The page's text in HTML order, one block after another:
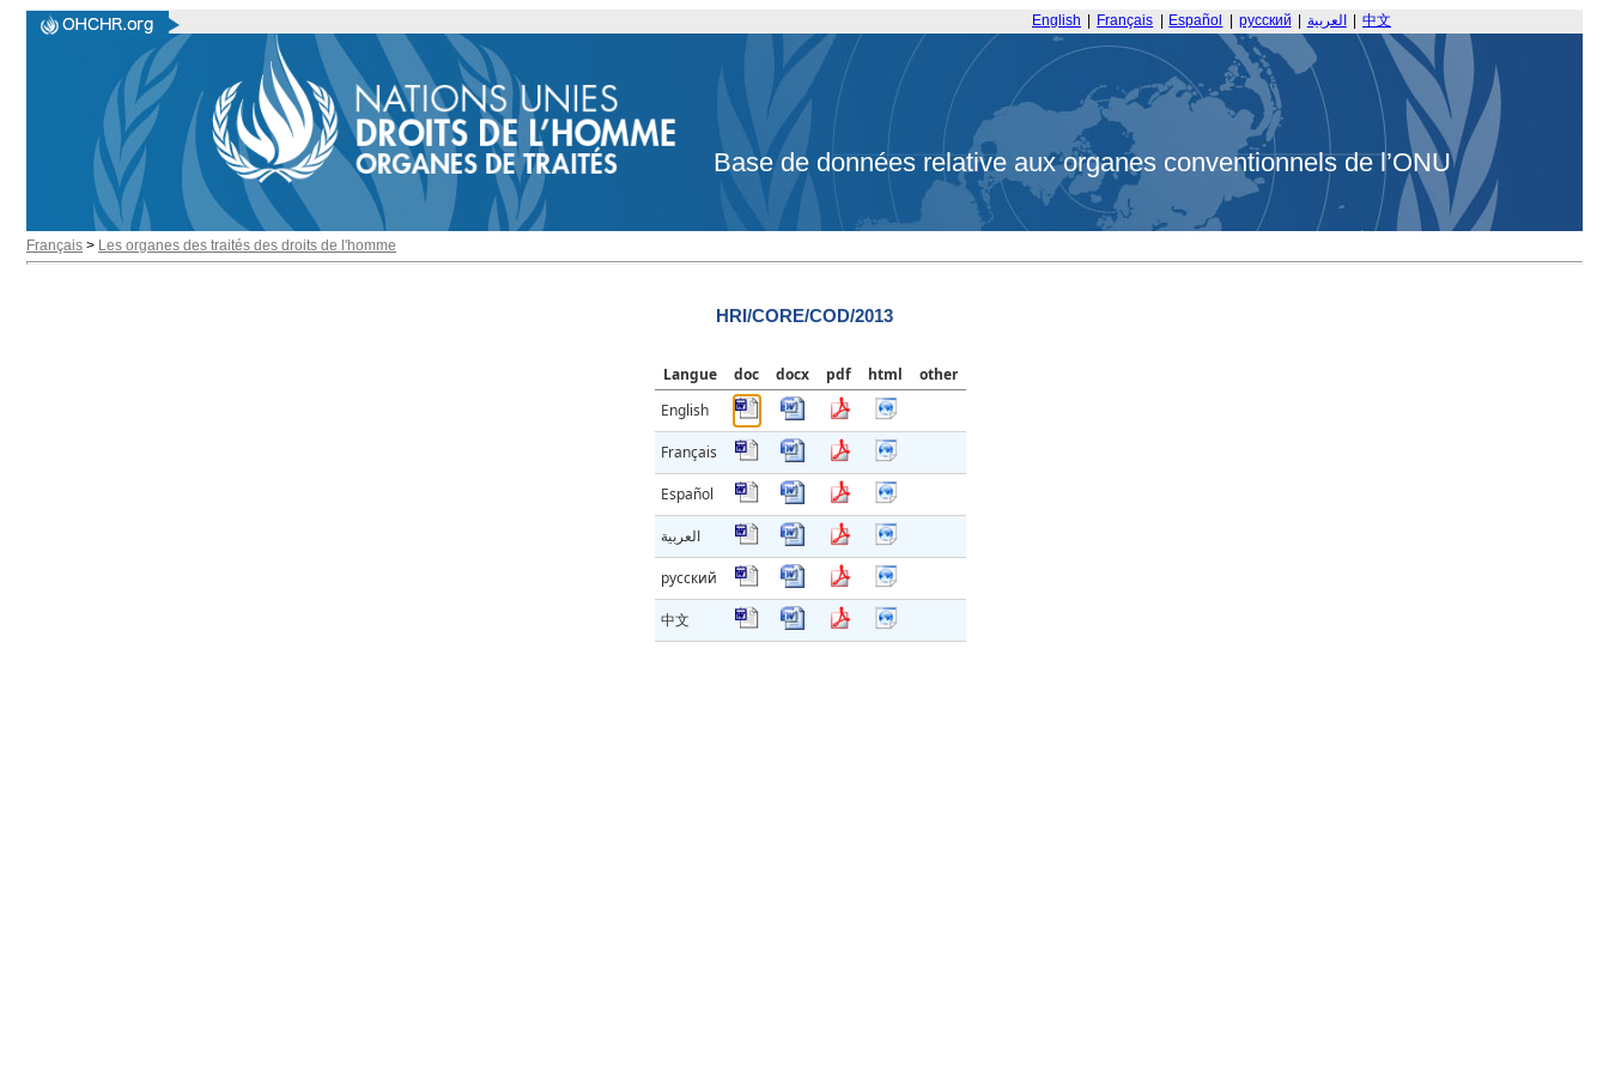
English Français Español русский العربية 中文
Base de données relative aux organes conventionnels de l’ONU
Français > Les organes des traités des droits de l'homme
HRI/CORE/COD/2013
Langue doc docx pdf html
other
English
Français
Español
العربية
русский
中文